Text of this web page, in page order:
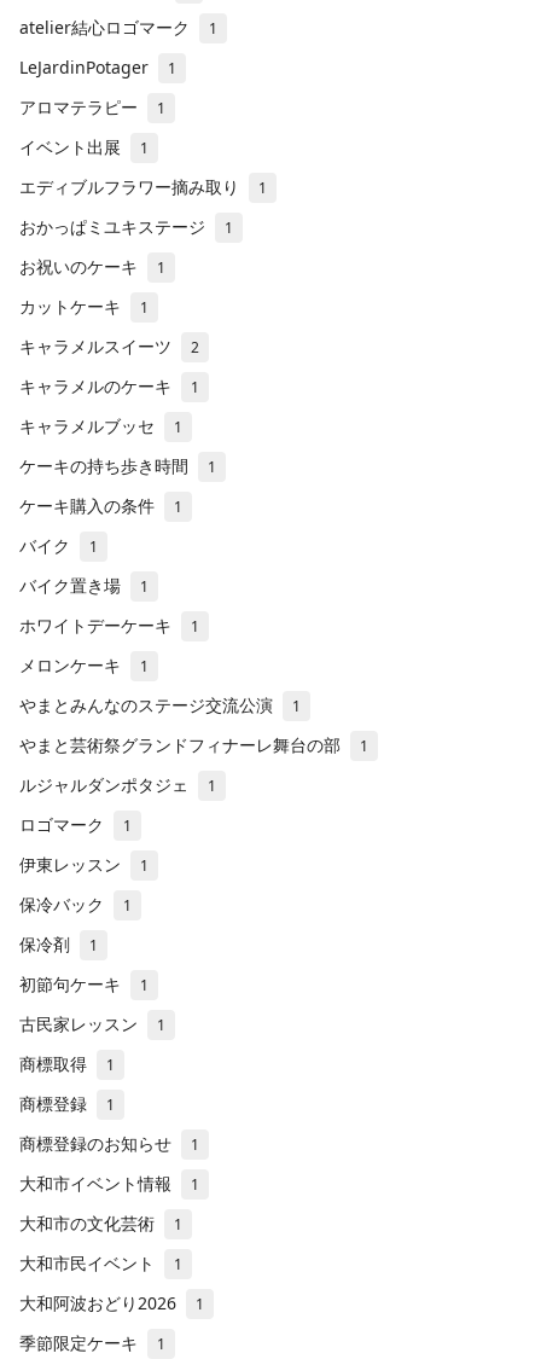
atelier結心ロゴマーク 1
LeJardinPotager 1
アロマテラピー 1
イベント出展 1
エディブルフラワー摘み取り 1
おかっぱミユキステージ 1
お祝いのケーキ 1
カットケーキ 1
キャラメルスイーツ 2
キャラメルのケーキ 1
キャラメルブッセ 1
ケーキの持ち歩き時間 1
ケーキ購入の条件 1
バイク 1
バイク置き場 1
ホワイトデーケーキ 1
メロンケーキ 1
やまとみんなのステージ交流公演 1
やまと芸術祭グランドフィナーレ舞台の部 1
ルジャルダンポタジェ 1
ロゴマーク 1
伊東レッスン 1
保冷バック 1
保冷剤 1
初節句ケーキ 1
古民家レッスン 1
商標取得 1
商標登録 1
商標登録のお知らせ 1
大和市イベント情報 1
大和市の文化芸術 1
大和市民イベント 1
大和阿波おどり2026 1
季節限定ケーキ 1